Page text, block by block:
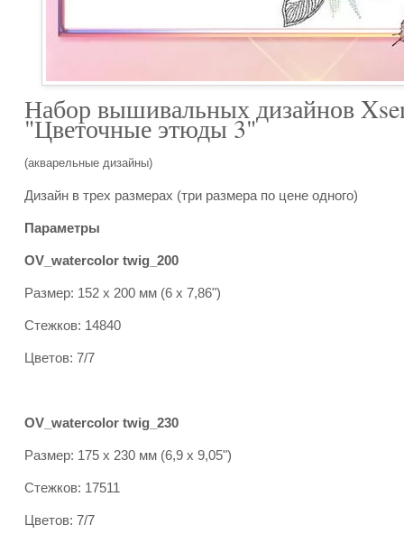
Набор вышивальных дизайнов
"Цветочные этюды 3"
(акварельные дизайны)
Дизайн в трех размерах (три размера по цене одного)
Параметры
OV_watercolor twig_200
Размер: 152 x 200 мм (6 x 7,86")
Стежков: 14840
Цветов: 7/7
OV_watercolor twig_230
Размер: 175 x 230 мм (6,9 x 9,05")
Стежков: 17511
Цветов: 7/7